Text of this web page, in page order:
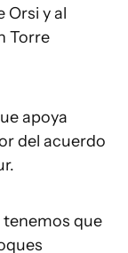
Orsi y al
Torre
apoya
del acuerdo
tenemos que